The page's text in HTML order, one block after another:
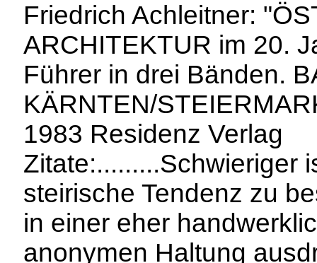
Friedrich Achleitner:
ARCHITEKTUR im 20.
Führer in drei Bänden.
KÄRNTEN/
1983 Residenz Verlag
Zitate:.........Schwieriger
steirische Tendenz zu
in einer eher
anonymen Haltung